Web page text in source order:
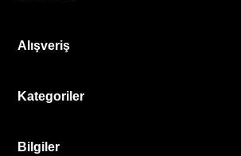
Alışveriş
Kategoriler
Bilgiler